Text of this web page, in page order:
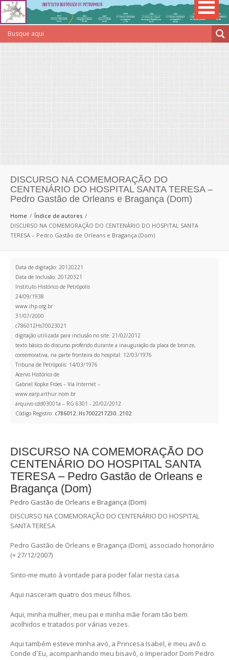
DISCURSO NA COMEMORAÇÃO DO
CENTENÁRIO DO HOSPITAL SANTA TERESA –
Pedro Gastão de Orleans e Bragança (Dom)
Home
Índice de autores
DISCURSO NA COMEMORAÇÃO DO CENTENÁRIO DO HOSPITAL SANTA
TERESA – Pedro Gastão de Orleans e Bragança (Dom)
Data de digitação: 20120221
Data de Inclusão: 20120321
Instituto Histórico de Petrópolis
24/09/1938
www.ihp.org.br
31/07/2000
c786012Hs70023021
digitação utilizada para inclusão no site: 21/02/2012
texto básico do discurso proferido durante a inauguração da placa de bronze,
comemorativa, na parte fronteira do hospital: 12/03/1976
Tribuna de Petrópolis: 14/03/1976
Acervo Histórico de
Gabriel Kopke Fróes – Via Internet –
www.earp.arthur.nom.br
arquivo cdd03001a – RG 6301 - 20/02/2012
Código Registro: c786012..Hs7002217230..2102
DISCURSO NA COMEMORAÇÃO DO
CENTENÁRIO DO HOSPITAL SANTA
TERESA – Pedro Gastão de Orleans e
Bragança (Dom)
Pedro Gastão de Orleans e Bragança (Dom)
DISCURSO NA COMEMORAÇÃO DO CENTENÁRIO DO HOSPITAL
SANTA TERESA
Pedro Gastão de Orleans e Bragança (Dom), associado honorário
(+ 27/12/2007)
Sinto-me muito à vontade para poder falar nesta casa.
Aqui nasceram quatro dos meus filhos.
Aqui, minha mulher, meu pai e minha mãe foram tão bem
acolhidos e tratados por várias vezes.
Aqui também esteve minha avó, a Princesa Isabel, e meu avô o
Conde d`Eu, acompanhando meu bisavô, o Imperador Dom Pedro